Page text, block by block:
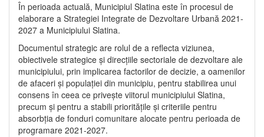
În perioada actuală, Municipiul Slatina este în procesul de
elaborare a Strategiei Integrate de Dezvoltare Urbană 2021‐
2027 a Municipiului Slatina.
Documentul strategic are rolul de a reflecta viziunea,
obiectivele strategice și direcțiile sectoriale de dezvoltare ale
municipiului, prin implicarea factorilor de decizie, a oamenilor
de afaceri și populației din municipiu, pentru stabilirea unui
consens în ceea ce privește viitorul municipiului Slatina,
precum și pentru a stabili prioritățile și criteriile pentru
absorbția de fonduri comunitare alocate pentru perioada de
programare 2021-2027.